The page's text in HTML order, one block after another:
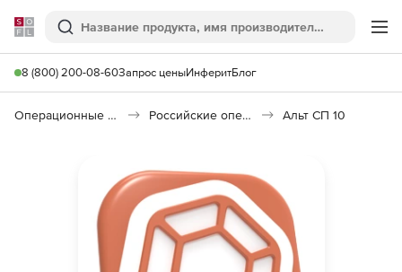
Softline
Поиск
8 (800) 200-08-60Запрос ценыИнферитБлог
Операционные системы Российские операционные системы (Импортозамещение) Альт СП 10